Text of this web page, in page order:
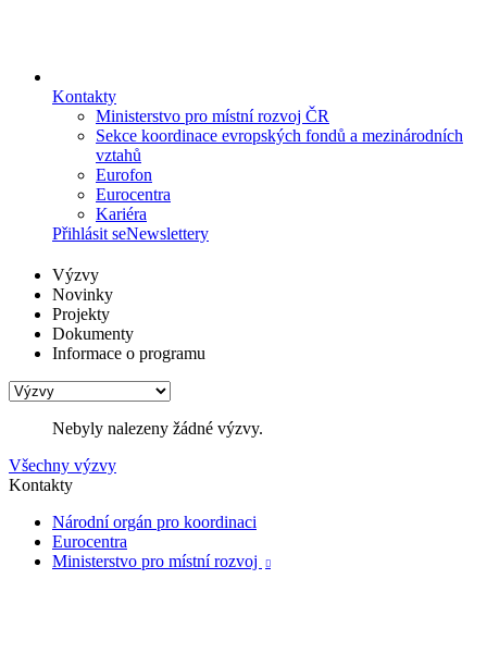
Kontakty
Ministerstvo pro místní rozvoj ČR
Sekce koordinace evropských fondů a mezinárodních
vztahů
Eurofon
Eurocentra
Kariéra
Přihlásit seNewslettery
Výzvy
Novinky
Projekty
Dokumenty
Informace o programu
Nebyly nalezeny žádné výzvy.
Všechny výzvy
Kontakty
Národní orgán pro koordinaci
Eurocentra
Ministerstvo pro místní rozvoj
